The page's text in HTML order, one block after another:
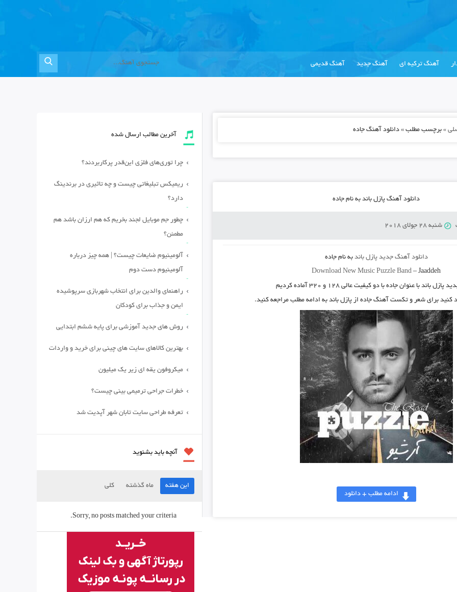
آهنگ ترکیه ای آهنگ جدید آهنگ قدیمی
» برچسب مطلب » دانلود آهنگ جاده
دانلود آهنگ پازل باند به نام جاده
شنبه 28 جولای 2018
دانلود آهنگ جدید پازل باند به نامجاده
Download New Music Puzzle Band –Jaaddeh
پازل باند با عنوانجاده با دو کیفیت عالی ۱۲۸ و ۳۲۰ آماده کردیم
کنید برای شعر و تکست آهنگ جاده از پازل باند به ادامه مطلب مراجعه کنید.
ادامه مطلب + دانلود
آخرین مطالب ارسال شده
چرا توری‌های فلزی این‌قدر پرکاربردند؟
ریمیکس تبلیغاتی چیست و چه تاثیری در برندینگ
دارد؟
چطور جم موبایل لجند بخریم که هم ارزان باشد هم
مطمئن؟
آلومینیوم ضایعات چیست؟ | همه چیز درباره
آلومینیوم دست دوم
راهنمای والدین برای انتخاب شهربازی سرپوشیده
ایمن و جذاب برای کودکان
روش های جدید آموزشی برای پایه ششم ابتدایی
بهترین کالاهای سایت های چینی برای خرید و واردات
میکروفون یقه ای زیر یک میلیون
خطرات جراحی ترمیمی بینی چیست؟
تعرفه طراحی سایت تابان شهر آپدیت شد
آنچه باید بشنوید
این هفته ماه گذشته کلی
Sorry, no posts matched your criteria.